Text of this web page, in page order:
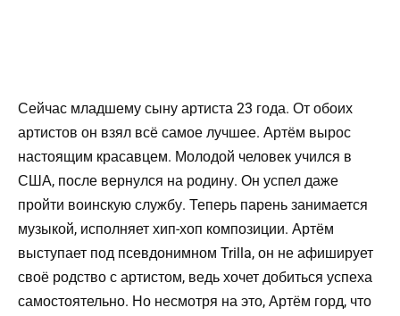
Сейчас младшему сыну артиста 23 года. От обоих
артистов он взял всё самое лучшее. Артём вырос
настоящим красавцем. Молодой человек учился в
США, после вернулся на родину. Он успел даже
пройти воинскую службу. Теперь парень занимается
музыкой, исполняет хип-хоп композиции. Артём
выступает под псевдонимном Trilla, он не афиширует
своё родство с артистом, ведь хочет добиться успеха
самостоятельно. Но несмотря на это, Артём горд, что